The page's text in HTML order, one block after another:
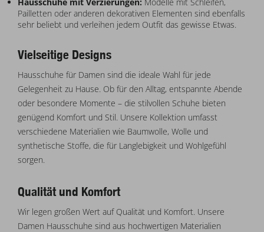
Pailletten oder anderen dekorativen Elementen sind ebenfalls
sehr beliebt und verleihen jedem Outfit das gewisse Etwas.
Vielseitige Designs
Hausschuhe für Damen sind die ideale Wahl für jede
Gelegenheit zu Hause. Ob für den Alltag, entspannte Abende
oder besondere Momente – die stilvollen Schuhe bieten
genügend Komfort und Stil. Unsere Kollektion umfasst
verschiedene Materialien wie Baumwolle, Wolle und
synthetische Stoffe, die für Langlebigkeit und Wohlgefühl
sorgen.
Qualität und Komfort
Wir legen großen Wert auf Qualität und Komfort. Unsere
Damen Hausschuhe sind aus hochwertigen Materialien